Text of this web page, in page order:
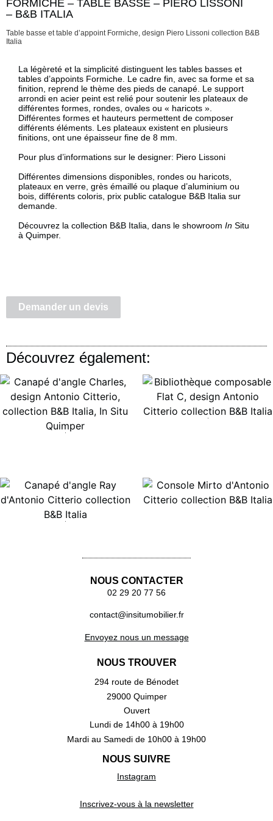
FORMICHE – TABLE BASSE – PIERO LISSONI
– B&B ITALIA
Table basse et table d’appoint Formiche, design Piero Lissoni collection B&B
Italia
Description
Description
La légèreté et la simplicité distinguent les tables basses et
tables d’appoints Formiche. Le cadre fin, avec sa forme et sa
finition, reprend le thème des pieds de canapé. Le support
arrondi en acier peint est relié pour soutenir les plateaux de
différentes formes, rondes, ovales ou « haricots ».
Différentes formes et hauteurs permettent de composer
différents éléments. Les plateaux existent en plusieurs
finitions, ont une épaisseur fine de 8 mm.
Pour plus d’informations sur le designer: Piero Lissoni
Différentes dimensions disponibles, rondes ou haricots,
plateaux en verre, grès émaillé ou plaque d’aluminium ou
bois, différents coloris, prix public catalogue B&B Italia sur
demande.
Découvrez la collection B&B Italia, dans le showroom In Situ
à Quimper.
Demander un devis
Découvrez également:
NOUS CONTACTER
02 29 20 77 56
contact@insitumobilier.fr
Envoyez nous un message
NOUS TROUVER
294 route de Bénodet
29000 Quimper
Ouvert
Lundi de 14h00 à 19h00
Mardi au Samedi de 10h00 à 19h00
NOUS SUIVRE
Instagram
Inscrivez-vous à la newsletter